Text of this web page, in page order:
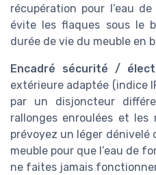
récupération pour l’eau
évite les flaques sous le
durée de vie du meuble en
Encadré sécurité /
extérieure adaptée (indice
par un disjoncteur
rallonges enroulées et les
prévoyez un léger dénivelé
meuble pour que l’eau de
ne faites jamais